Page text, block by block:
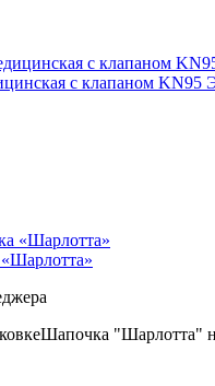
с клапаном
"Шарлотта"